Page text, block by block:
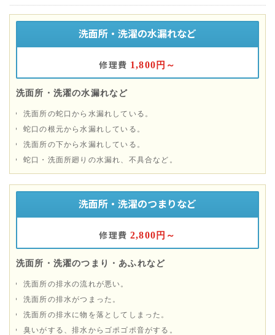
洗面所・洗濯の水漏れなど
修理費 1,800 円～
洗面所・洗濯の水漏れなど
洗面所の蛇口から水漏れしている。
蛇口の根元から水漏れしている。
洗面所の下から水漏れしている。
蛇口・洗面所廻りの水漏れ、不具合など。
洗面所・洗濯のつまりなど
修理費 2,800 円～
洗面所・洗濯のつまり・あふれなど
洗面所の排水の流れが悪い。
洗面所の排水がつまった。
洗面所の排水に物を落としてしまった。
臭いがする、排水からゴポゴポ音がする。